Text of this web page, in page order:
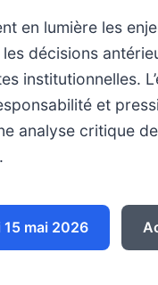
en lumière les
les décisions
institutionnelles.
et
analyse critique
15 mai 2026